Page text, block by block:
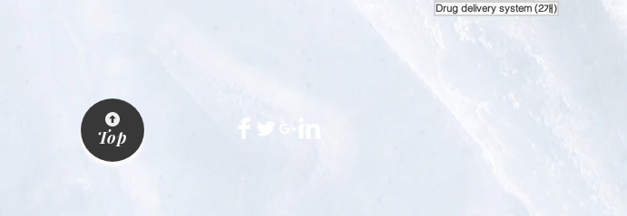
Drug delivery system (2개)게시물 2개
Top